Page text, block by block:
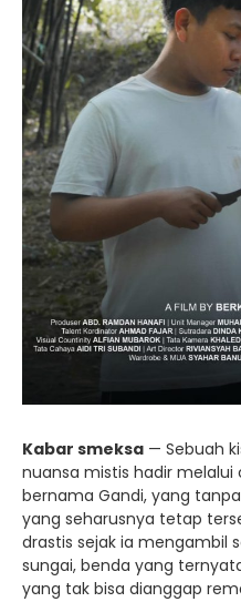
Kabar smeksa — Sebuah
nuansa mistis hadir
bernama Gandi, yang
yang seharusnya tetap
drastis sejak ia mengambil
sungai, benda yang
yang tak bisa dianggap